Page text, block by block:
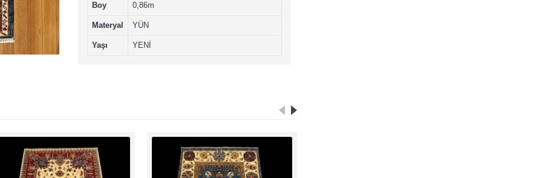
Boy 0,86m
Materyal YÜN
Yaşı YENİ